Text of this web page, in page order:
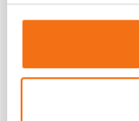
Marketing